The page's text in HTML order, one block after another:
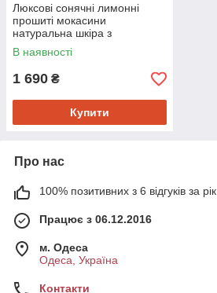
Люксові сонячні лимонні
прошиті мокасини
натуральна шкіра з
перфорацією 39
В наявності
1 690 ₴
Купити
Про нас
100% позитивних з 6 відгуків за рік
Працює з 06.12.2016
м. Одеса
Одеса, Україна
Контакти